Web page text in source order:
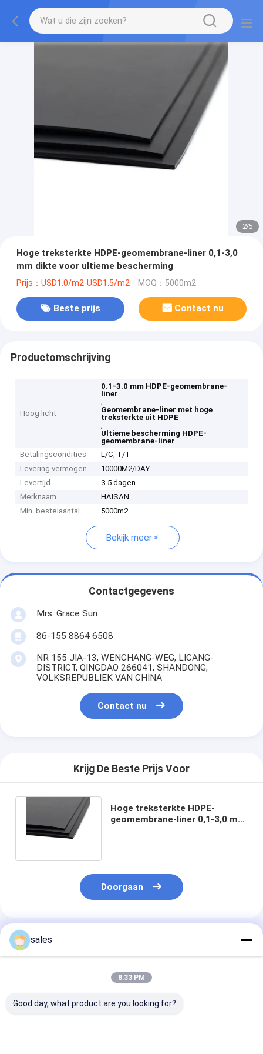
2/5
Hoge treksterkte HDPE-geomembrane-liner 0,1-3,0
mm dikte voor ultieme bescherming
Prijs：USD1.0/m2-USD1.5/m2 MOQ：5000m2
Beste prijs Contact nu
Productomschrijving
Hoog licht
0.1-3.0 mm HDPE-geomembrane-
liner
,
Geomembrane-liner met hoge
treksterkte uit HDPE
,
Ultieme bescherming HDPE-
geomembrane-liner
Betalingscondities
L/C, T/T
Levering vermogen
10000M2/DAY
Levertijd
3-5 dagen
Merknaam
HAISAN
Min. bestelaantal
5000m2
Bekijk meer
Contactgegevens
Mrs. Grace Sun
86-155 8864 6508
NR 155 JIA-13, WENCHANG-WEG, LICANG-
DISTRICT, QINGDAO 266041, SHANDONG,
VOLKSREPUBLIEK VAN CHINA
Contact nu
Krijg De Beste Prijs Voor
Hoge treksterkte HDPE-
geomembrane-liner 0,1-3,0 mm
Doorgaan
Geadviseerde Producten
sales
8:33 PM
Good day, what product are you looking for?